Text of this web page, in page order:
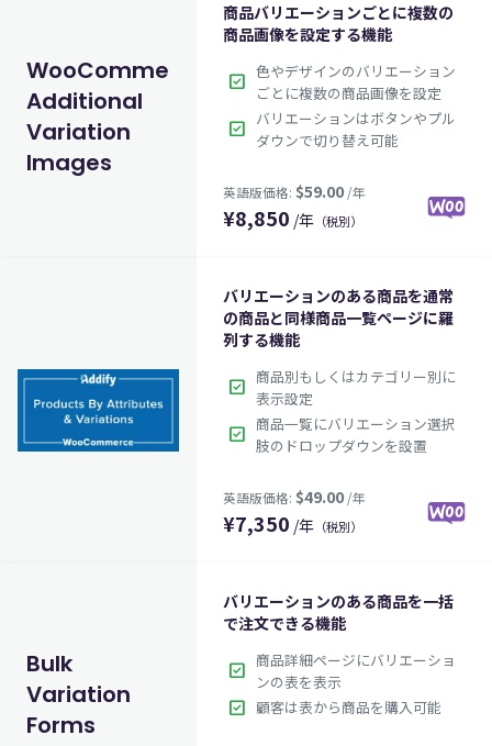
英語版価格: $99.00/年
WooCommerce
Additional
Variation
Images
商品バリエーションごとに複数の
商品画像を設定する機能
check_box 色やデザインのバリエーション
ごとに複数の商品画像を設定
check_box バリエーションはボタンやプル
ダウンで切り替え可能
英語版価格:$59.00 /年
¥8,850 /年 （税別）
バリエーションのある商品を通常
の商品と同様商品一覧ページに羅
列する機能
check_box 商品別もしくはカテゴリー別に
表示設定
check_box 商品一覧にバリエーション選択
肢のドロップダウンを設置
¥7,350 /年 （税別）
Bulk
Variation
Forms
バリエーションのある商品を一括
で注文できる機能
check_box 商品詳細ページにバリエーショ
ンの表を表示
check_box 顧客は表から商品を購入可能